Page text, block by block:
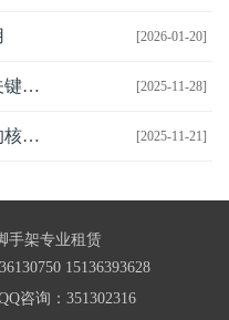
[2026-01-20]
[2025-11-28]
选择合适工业气体供应商的关键考虑因素
[2025-11-21]
有效管理电动吊篮租赁项目的核心策略
手架专业租赁
15136393628
咨询：351302316